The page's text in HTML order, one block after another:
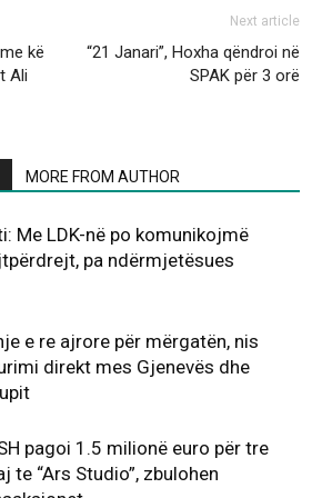
kë
Ali
Next article
“21 Janari”, Hoxha qëndroi në
SPAK për 3 orë
MORE FROM AUTHOR
Me LDK-në po komunikojmë
pa ndërmjetësues
e re ajrore për mërgatën, nis
direkt mes Gjenevës dhe
pagoi 1.5 milionë euro për tre
te “Ars Studio”, zbulohen